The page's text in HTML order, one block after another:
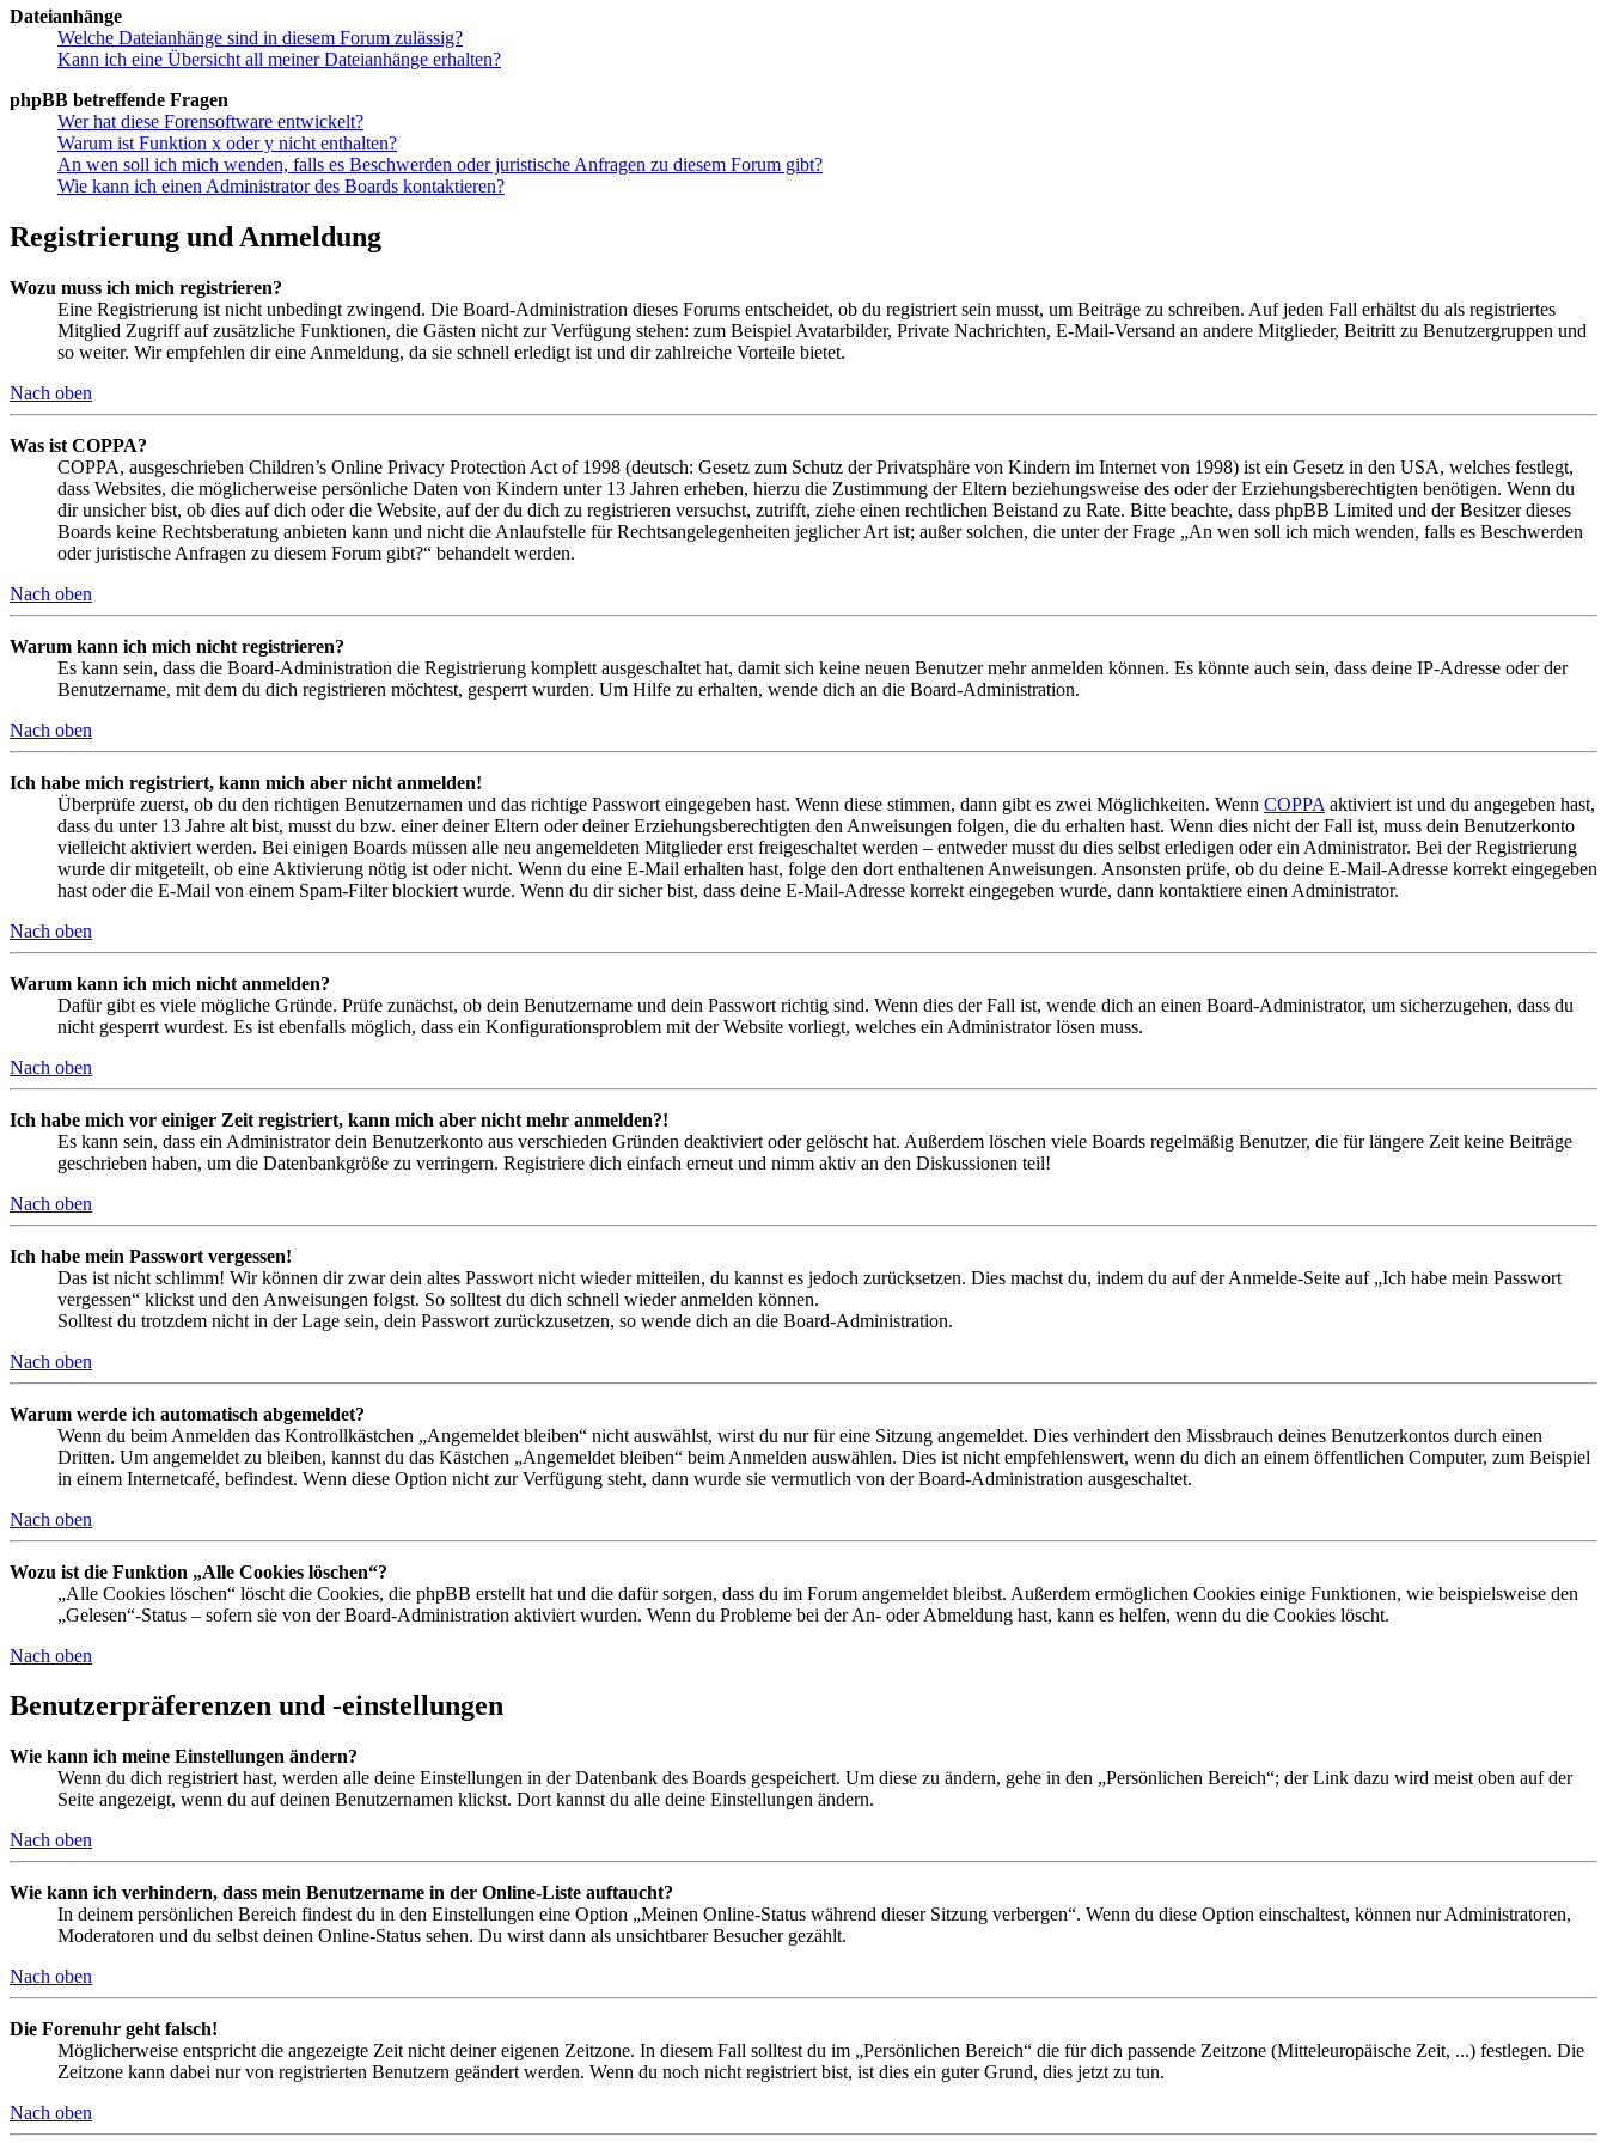
Dateianhänge
Welche Dateianhänge sind in diesem Forum zulässig?
Kann ich eine Übersicht all meiner Dateianhänge erhalten?
phpBB betreffende Fragen
Wer hat diese Forensoftware entwickelt?
Warum ist Funktion x oder y nicht enthalten?
An wen soll ich mich wenden, falls es Beschwerden oder juristische Anfragen zu diesem Forum gibt?
Wie kann ich einen Administrator des Boards kontaktieren?
Registrierung und Anmeldung
Wozu muss ich mich registrieren?
Eine Registrierung ist nicht unbedingt zwingend. Die Board-Administration dieses Forums entscheidet, ob du registriert sein musst, um Beiträge zu schreiben. Auf jeden Fall erhältst du als registriertes
Mitglied Zugriff auf zusätzliche Funktionen, die Gästen nicht zur Verfügung stehen: zum Beispiel Avatarbilder, Private Nachrichten, E-Mail-Versand an andere Mitglieder, Beitritt zu Benutzergruppen und
so weiter. Wir empfehlen dir eine Anmeldung, da sie schnell erledigt ist und dir zahlreiche Vorteile bietet.
Nach oben
Was ist COPPA?
COPPA, ausgeschrieben Children’s Online Privacy Protection Act of 1998 (deutsch: Gesetz zum Schutz der Privatsphäre von Kindern im Internet von 1998) ist ein Gesetz in den USA, welches festlegt,
dass Websites, die möglicherweise persönliche Daten von Kindern unter 13 Jahren erheben, hierzu die Zustimmung der Eltern beziehungsweise des oder der Erziehungsberechtigten benötigen. Wenn du
dir unsicher bist, ob dies auf dich oder die Website, auf der du dich zu registrieren versuchst, zutrifft, ziehe einen rechtlichen Beistand zu Rate. Bitte beachte, dass phpBB Limited und der Besitzer dieses
Boards keine Rechtsberatung anbieten kann und nicht die Anlaufstelle für Rechtsangelegenheiten jeglicher Art ist; außer solchen, die unter der Frage „An wen soll ich mich wenden, falls es Beschwerden
oder juristische Anfragen zu diesem Forum gibt?“ behandelt werden.
Nach oben
Warum kann ich mich nicht registrieren?
Es kann sein, dass die Board-Administration die Registrierung komplett ausgeschaltet hat, damit sich keine neuen Benutzer mehr anmelden können. Es könnte auch sein, dass deine IP-Adresse oder der
Benutzername, mit dem du dich registrieren möchtest, gesperrt wurden. Um Hilfe zu erhalten, wende dich an die Board-Administration.
Nach oben
Ich habe mich registriert, kann mich aber nicht anmelden!
Überprüfe zuerst, ob du den richtigen Benutzernamen und das richtige Passwort eingegeben hast. Wenn diese stimmen, dann gibt es zwei Möglichkeiten. Wenn COPPA aktiviert ist und du angegeben hast,
dass du unter 13 Jahre alt bist, musst du bzw. einer deiner Eltern oder deiner Erziehungsberechtigten den Anweisungen folgen, die du erhalten hast. Wenn dies nicht der Fall ist, muss dein Benutzerkonto
vielleicht aktiviert werden. Bei einigen Boards müssen alle neu angemeldeten Mitglieder erst freigeschaltet werden – entweder musst du dies selbst erledigen oder ein Administrator. Bei der Registrierung
wurde dir mitgeteilt, ob eine Aktivierung nötig ist oder nicht. Wenn du eine E-Mail erhalten hast, folge den dort enthaltenen Anweisungen. Ansonsten prüfe, ob du deine E-Mail-Adresse korrekt eingegeben
hast oder die E-Mail von einem Spam-Filter blockiert wurde. Wenn du dir sicher bist, dass deine E-Mail-Adresse korrekt eingegeben wurde, dann kontaktiere einen Administrator.
Nach oben
Warum kann ich mich nicht anmelden?
Dafür gibt es viele mögliche Gründe. Prüfe zunächst, ob dein Benutzername und dein Passwort richtig sind. Wenn dies der Fall ist, wende dich an einen Board-Administrator, um sicherzugehen, dass du
nicht gesperrt wurdest. Es ist ebenfalls möglich, dass ein Konfigurationsproblem mit der Website vorliegt, welches ein Administrator lösen muss.
Nach oben
Ich habe mich vor einiger Zeit registriert, kann mich aber nicht mehr anmelden?!
Es kann sein, dass ein Administrator dein Benutzerkonto aus verschieden Gründen deaktiviert oder gelöscht hat. Außerdem löschen viele Boards regelmäßig Benutzer, die für längere Zeit keine Beiträge
geschrieben haben, um die Datenbankgröße zu verringern. Registriere dich einfach erneut und nimm aktiv an den Diskussionen teil!
Nach oben
Ich habe mein Passwort vergessen!
Das ist nicht schlimm! Wir können dir zwar dein altes Passwort nicht wieder mitteilen, du kannst es jedoch zurücksetzen. Dies machst du, indem du auf der Anmelde-Seite auf „Ich habe mein Passwort
vergessen“ klickst und den Anweisungen folgst. So solltest du dich schnell wieder anmelden können.
Solltest du trotzdem nicht in der Lage sein, dein Passwort zurückzusetzen, so wende dich an die Board-Administration.
Nach oben
Warum werde ich automatisch abgemeldet?
Wenn du beim Anmelden das Kontrollkästchen „Angemeldet bleiben“ nicht auswählst, wirst du nur für eine Sitzung angemeldet. Dies verhindert den Missbrauch deines Benutzerkontos durch einen
Dritten. Um angemeldet zu bleiben, kannst du das Kästchen „Angemeldet bleiben“ beim Anmelden auswählen. Dies ist nicht empfehlenswert, wenn du dich an einem öffentlichen Computer, zum Beispiel
in einem Internetcafé, befindest. Wenn diese Option nicht zur Verfügung steht, dann wurde sie vermutlich von der Board-Administration ausgeschaltet.
Nach oben
Wozu ist die Funktion „Alle Cookies löschen“?
„Alle Cookies löschen“ löscht die Cookies, die phpBB erstellt hat und die dafür sorgen, dass du im Forum angemeldet bleibst. Außerdem ermöglichen Cookies einige Funktionen, wie beispielsweise den
„Gelesen“-Status – sofern sie von der Board-Administration aktiviert wurden. Wenn du Probleme bei der An- oder Abmeldung hast, kann es helfen, wenn du die Cookies löscht.
Nach oben
Benutzerpräferenzen und -einstellungen
Wie kann ich meine Einstellungen ändern?
Wenn du dich registriert hast, werden alle deine Einstellungen in der Datenbank des Boards gespeichert. Um diese zu ändern, gehe in den „Persönlichen Bereich“; der Link dazu wird meist oben auf der
Seite angezeigt, wenn du auf deinen Benutzernamen klickst. Dort kannst du alle deine Einstellungen ändern.
Nach oben
Wie kann ich verhindern, dass mein Benutzername in der Online-Liste auftaucht?
In deinem persönlichen Bereich findest du in den Einstellungen eine Option „Meinen Online-Status während dieser Sitzung verbergen“. Wenn du diese Option einschaltest, können nur Administratoren,
Moderatoren und du selbst deinen Online-Status sehen. Du wirst dann als unsichtbarer Besucher gezählt.
Nach oben
Die Forenuhr geht falsch!
Möglicherweise entspricht die angezeigte Zeit nicht deiner eigenen Zeitzone. In diesem Fall solltest du im „Persönlichen Bereich“ die für dich passende Zeitzone (Mitteleuropäische Zeit, ...) festlegen. Die
Zeitzone kann dabei nur von registrierten Benutzern geändert werden. Wenn du noch nicht registriert bist, ist dies ein guter Grund, dies jetzt zu tun.
Nach oben